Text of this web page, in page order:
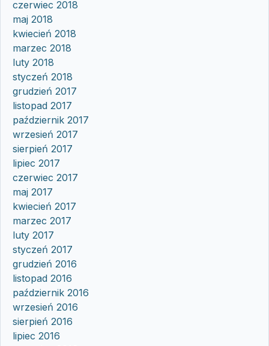
czerwiec 2018
maj 2018
kwiecień 2018
marzec 2018
luty 2018
styczeń 2018
grudzień 2017
listopad 2017
październik 2017
wrzesień 2017
sierpień 2017
lipiec 2017
czerwiec 2017
maj 2017
kwiecień 2017
marzec 2017
luty 2017
styczeń 2017
grudzień 2016
listopad 2016
październik 2016
wrzesień 2016
sierpień 2016
lipiec 2016